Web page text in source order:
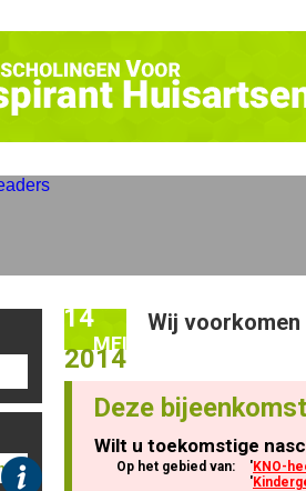
(agenda)
(in-company)
14
MEI
2014
Wij
Deze
Wilt u toekomstige
Op het gebied van: 'KNO-
'